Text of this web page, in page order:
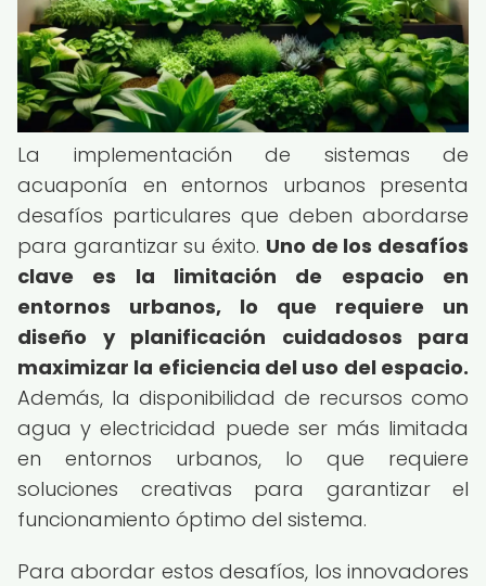
La implementación de sistemas de
acuaponía en entornos urbanos presenta
desafíos particulares que deben abordarse
para garantizar su éxito. Uno de los desafíos
clave es la limitación de espacio en
entornos urbanos, lo que requiere un
diseño y planificación cuidadosos para
maximizar la eficiencia del uso del espacio.
Además, la disponibilidad de recursos como
agua y electricidad puede ser más limitada
en entornos urbanos, lo que requiere
soluciones creativas para garantizar el
funcionamiento óptimo del sistema.
Para abordar estos desafíos, los innovadores